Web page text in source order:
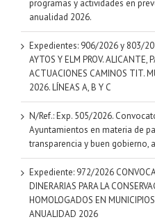
programas y actividades en
anualidad 2026.
Expedientes: 906/2026 y 803/
AYTOS Y ELM PROV. ALICANTE,
ACTUACIONES CAMINOS TIT.
2026. LÍNEAS A, B Y C
N/Ref.: Exp. 505/2026.
Ayuntamientos en materia de
transparencia y buen gobierno,
Expediente: 972/2026
DINERARIAS PARA LA
HOMOLOGADOS EN
ANUALIDAD 2026